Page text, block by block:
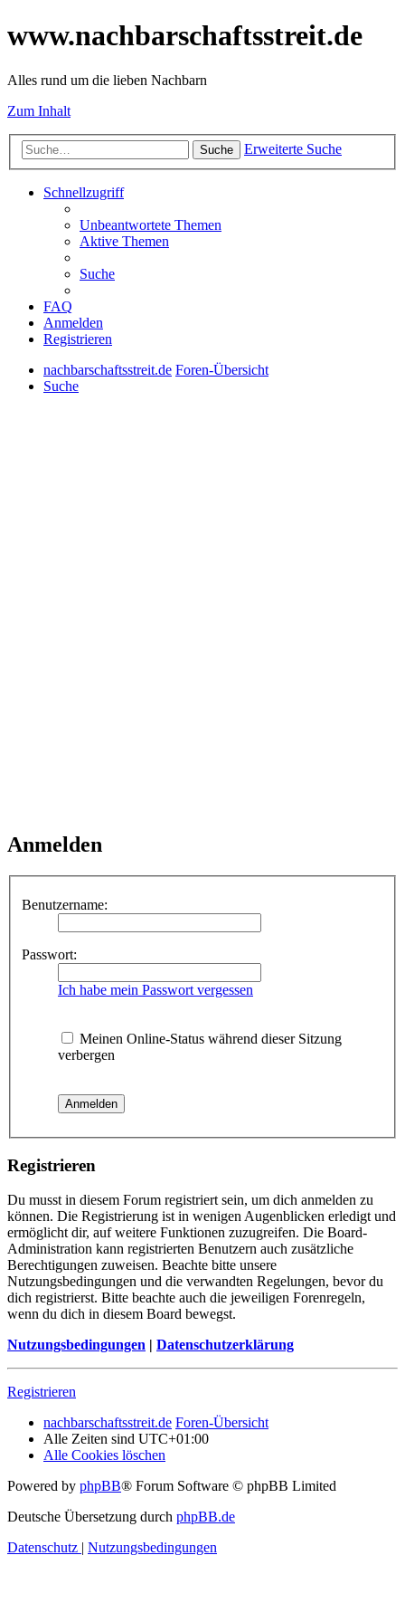
www.nachbarschaftsstreit.de
Alles rund um die lieben Nachbarn
Zum Inhalt
Suche Erweiterte Suche
Schnellzugriff
Unbeantwortete Themen
Aktive Themen
Suche
FAQ
Anmelden
Registrieren
nachbarschaftsstreit.de Foren-Übersicht
Suche
Anmelden
Benutzername:
Passwort:
Ich habe mein Passwort vergessen
Meinen Online-Status während dieser Sitzung
verbergen
Registrieren
Du musst in diesem Forum registriert sein, um dich anmelden zu
können. Die Registrierung ist in wenigen Augenblicken erledigt und
ermöglicht dir, auf weitere Funktionen zuzugreifen. Die Board-
Administration kann registrierten Benutzern auch zusätzliche
Berechtigungen zuweisen. Beachte bitte unsere
Nutzungsbedingungen und die verwandten Regelungen, bevor du
dich registrierst. Bitte beachte auch die jeweiligen Forenregeln,
wenn du dich in diesem Board bewegst.
Nutzungsbedingungen | Datenschutzerklärung
Registrieren
nachbarschaftsstreit.de Foren-Übersicht
Alle Zeiten sind UTC+01:00
Alle Cookies löschen
Powered by phpBB® Forum Software © phpBB Limited
Deutsche Übersetzung durch phpBB.de
Datenschutz | Nutzungsbedingungen